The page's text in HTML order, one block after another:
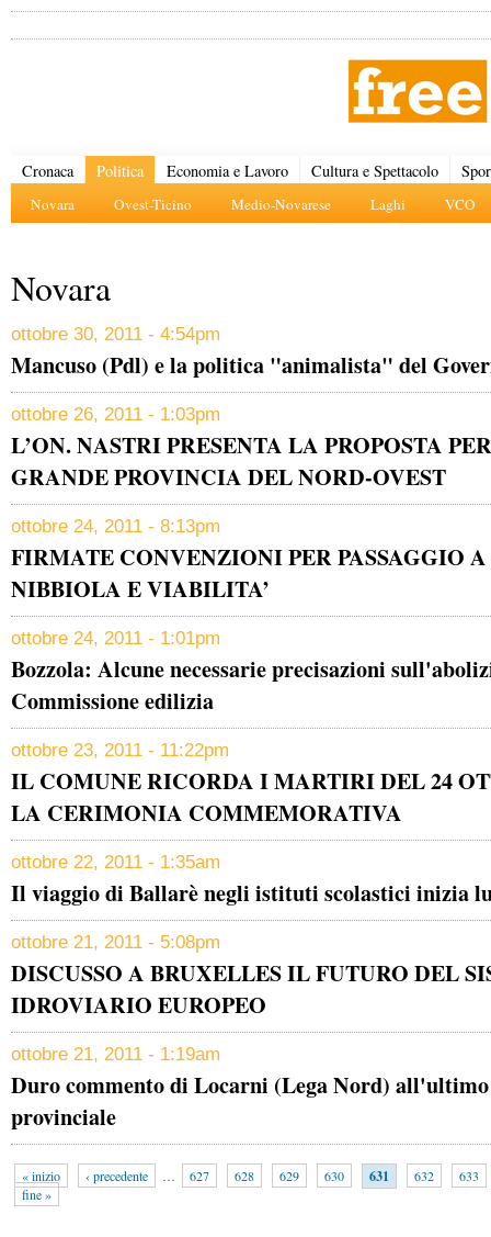
Cronaca Politica
Novara Ovest-Ticino Medio-Novarese Laghi VCO
Economia e Lavoro Cultura e Spettacolo
Novara
ottobre 30, 2011 - 4:54pm
Mancuso (Pdl) e la politica "animalista" del
ottobre 26, 2011 - 1:03pm
L’ON. NASTRI PRESENTA LA PROPOSTA
GRANDE PROVINCIA DEL NORD-OVEST
ottobre 24, 2011 - 8:13pm
FIRMATE CONVENZIONI PER PASSAGGIO
NIBBIOLA E VIABILITA’
ottobre 24, 2011 - 1:01pm
Bozzola: Alcune necessarie precisazioni
Commissione edilizia
ottobre 23, 2011 - 11:22pm
IL COMUNE RICORDA I MARTIRI DEL 24
LA CERIMONIA COMMEMORATIVA
ottobre 22, 2011 - 1:35am
Il viaggio di Ballarè negli istituti scolastici inizia
ottobre 21, 2011 - 5:08pm
DISCUSSO A BRUXELLES IL FUTURO DEL
IDROVIARIO EUROPEO
ottobre 21, 2011 - 1:19am
Duro commento di Locarni (Lega Nord)
provinciale
« inizio ‹ precedente … 627 628 629 630 631 632
633
fine »